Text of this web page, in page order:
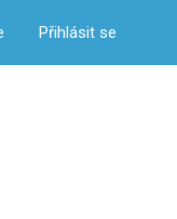
Přihlásit se